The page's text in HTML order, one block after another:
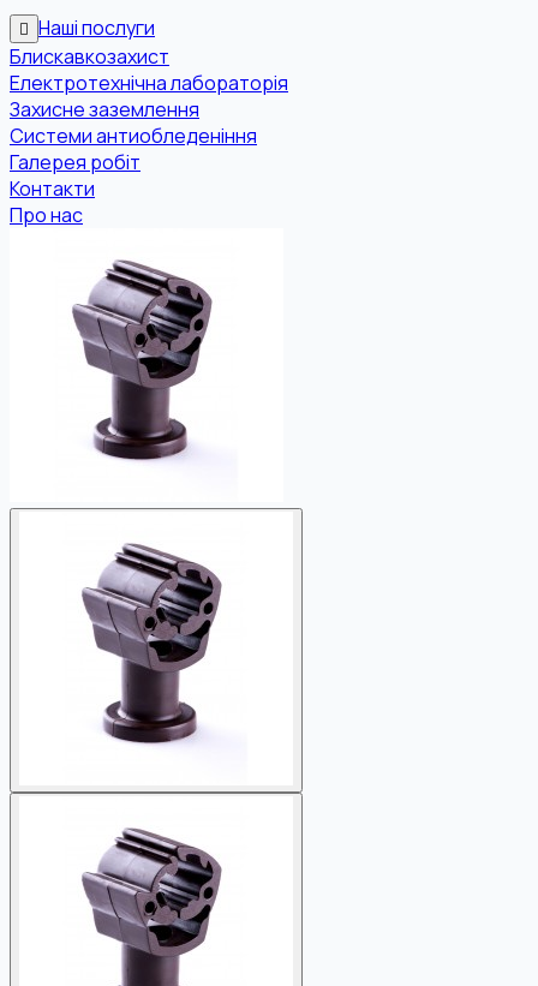
Наші послуги
Блискавкозахист
Електротехнічна лабораторія
Захисне заземлення
Системи антиобледеніння
Галерея робіт
Контакти
Про нас